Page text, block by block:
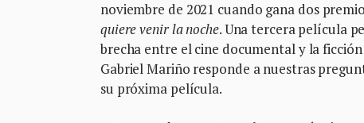
noviembre de 2021 cuando gana dos
quiere venir la noche. Una tercera película
brecha entre el cine documental y la
Gabriel Mariño responde a nuestras
su próxima película.